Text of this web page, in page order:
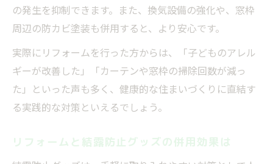
の発生を抑制できます。また、換気設備の強化や、窓枠
周辺の防カビ塗装も併用すると、より安心です。
実際にリフォームを行った方からは、「子どものアレル
ギーが改善した」「カーテンや窓枠の掃除回数が減っ
た」といった声も多く、健康的な住まいづくりに直結す
る実践的な対策といえるでしょう。
リフォームと結露防止グッズの併用効果は